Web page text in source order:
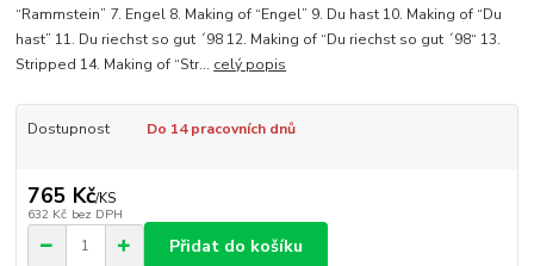
“Rammstein” 7. Engel 8. Making of “Engel” 9. Du hast 10. Making of “Du
hast” 11. Du riechst so gut ´98 12. Making of “Du riechst so gut ´98“ 13.
Stripped 14. Making of “Str... celý popis
Dostupnost Do 14 pracovních dnů
765 Kč/KS
632 Kč bez DPH
Přidat do košíku